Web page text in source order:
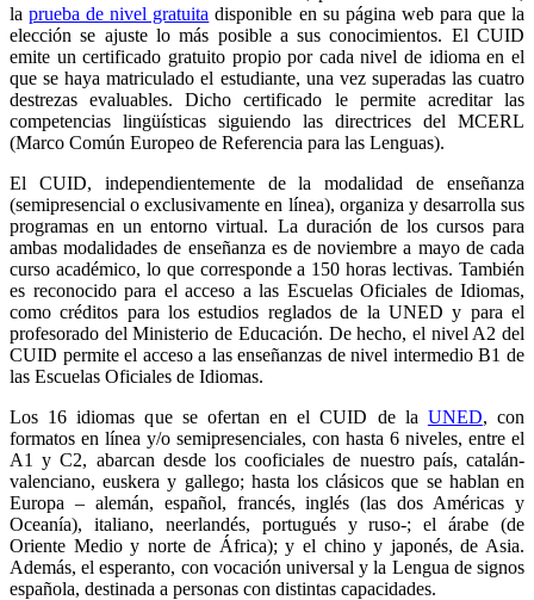
laprueba de nivel gratuita disponible en su página web para que la
elección se ajuste lo más posible a sus conocimientos. El CUID
emite un certificado gratuito propio por cada nivel de idioma en el
que se haya matriculado el estudiante, una vez superadas las cuatro
destrezas evaluables. Dicho certificado le permite acreditar las
competencias lingüísticas siguiendo las directrices del MCERL
(Marco Común Europeo de Referencia para las Lenguas).
El CUID, independientemente de la modalidad de enseñanza
(semipresencial o exclusivamente en línea), organiza y desarrolla sus
programas en un entorno virtual. La duración de los cursos para
ambas modalidades de enseñanza es de noviembre a mayo de cada
curso académico, lo que corresponde a 150 horas lectivas. También
es reconocido para el acceso a las Escuelas Oficiales de Idiomas,
como créditos para los estudios reglados de la UNED y para el
profesorado del Ministerio de Educación. De hecho, el nivel A2 del
CUID permite el acceso a las enseñanzas de nivel intermedio B1 de
las Escuelas Oficiales de Idiomas.
Los 16 idiomas que se ofertan en el CUID de la UNED, con
formatos en línea y/o semipresenciales, con hasta 6 niveles, entre el
A1 y C2, abarcan desde los cooficiales de nuestro país, catalán-
valenciano, euskera y gallego; hasta los clásicos que se hablan en
Europa – alemán, español, francés, inglés (las dos Américas y
Oceanía), italiano, neerlandés, portugués y ruso-; el árabe (de
Oriente Medio y norte de África); y el chino y japonés, de Asia.
Además, el esperanto, con vocación universal y la Lengua de signos
española, destinada a personas con distintas capacidades.